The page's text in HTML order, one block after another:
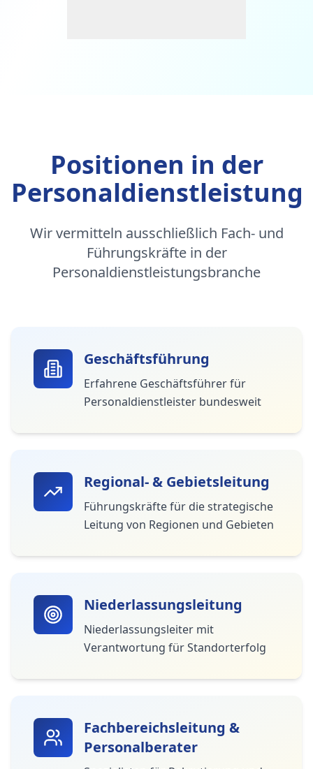
Positionen in der
Personaldienstleistung
Wir vermitteln ausschließlich Fach- und
Führungskräfte in der
Personaldienstleistungsbranche
Geschäftsführung
Erfahrene Geschäftsführer für
Personaldienstleister bundesweit
Regional- & Gebietsleitung
Führungskräfte für die strategische
Leitung von Regionen und Gebieten
Niederlassungsleitung
Niederlassungsleiter mit
Verantwortung für Standorterfolg
Fachbereichsleitung &
Personalberater